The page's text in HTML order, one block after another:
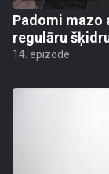
Padomi mazo
regulāru
14. epizode